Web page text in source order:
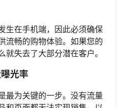
生在手机端，因此必须确保
流畅的购物体验。如果您的
就失去了大部分潜在客户。
光率
最为关键的一步。没有流量